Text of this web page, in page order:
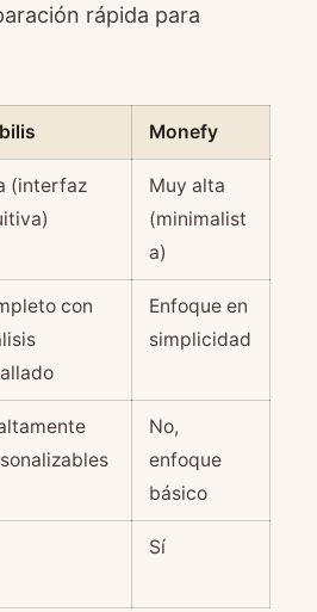
rápida para
Monefy
(interfaz
Muy alta
(minimalist
a)
con
Enfoque en
simplicidad
No,
enfoque
básico
Sí